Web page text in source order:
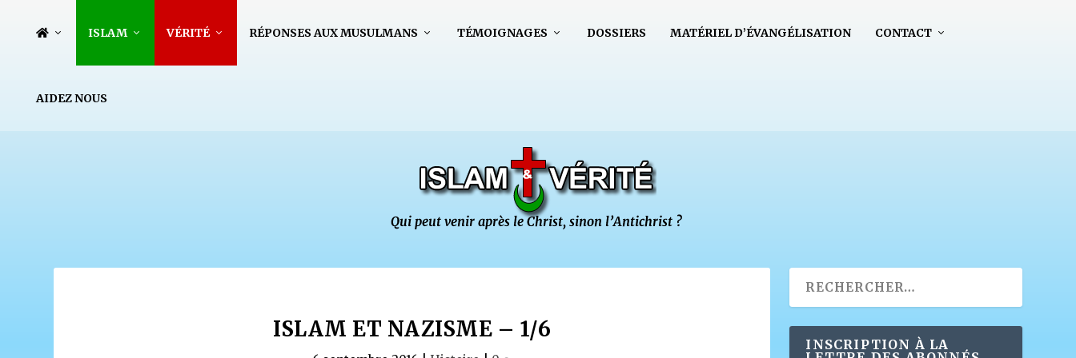
ISLAM VÉRITÉ RÉPONSES AUX MUSULMANS TÉMOIGNAGES DOSSIERS MATÉRIEL D’ÉVANGÉLISATION CONTACT
AIDEZ NOUS
ISLAM ET NAZISME – 1/6
INSCRIPTION À LA